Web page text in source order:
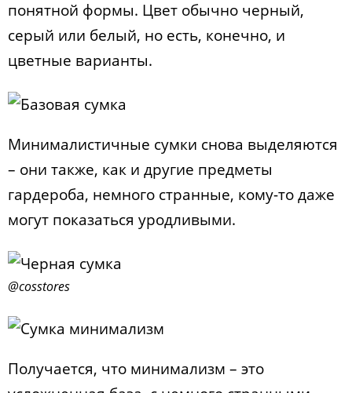
понятной формы. Цвет обычно черный,
серый или белый, но есть, конечно, и
цветные варианты.
Минималистичные сумки снова выделяются
– они также, как и другие предметы
гардероба, немного странные, кому-то даже
могут показаться уродливыми.
@cosstores
Получается, что минимализм – это